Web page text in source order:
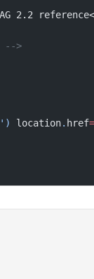
2.2
-->
location. href=